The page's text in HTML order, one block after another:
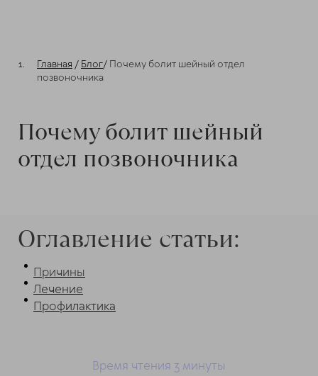
Главная / Блог/ Почему болит шейный отдел
позвоночника
Почему болит шейный
отдел позвоночника
Оглавление статьи:
Причины
Лечение
Профилактика
Время чтения 3 минуты